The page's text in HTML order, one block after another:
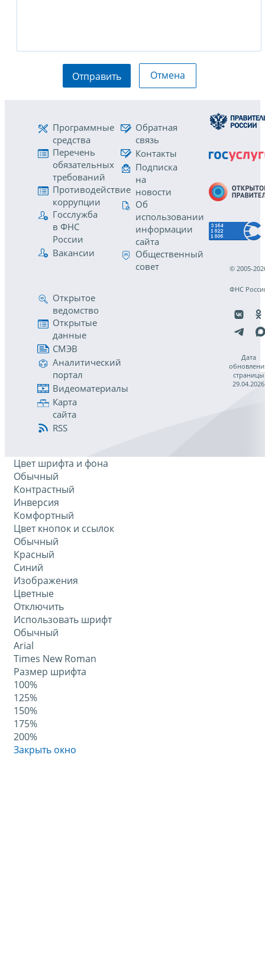
Отправить Отмена
Программные
средства
Перечень
обязательных
требований
Противодействие
коррупции
Госслужба
в ФНС
России
Вакансии
Обратная
связь
Контакты
Подписка
на
новости
Об
использовании
информации
сайта
Общественный
совет
Открытое
ведомство
Открытые
данные
СМЭВ
Аналитический
портал
Видеоматериалы
Карта
сайта
RSS
© 2005-
ФНС
Дата
страницы
29.04.2026
Цвет шрифта и фона
Обычный
Контрастный
Инверсия
Комфортный
Цвет кнопок и ссылок
Обычный
Красный
Синий
Изображения
Цветные
Отключить
Использовать шрифт
Обычный
Arial
Times New Roman
Размер шрифта
100%
125%
150%
175%
200%
Закрыть окно